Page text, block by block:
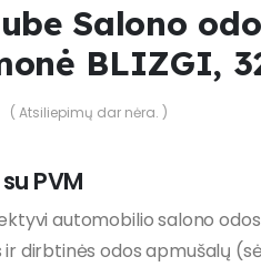
Salono
BLIZGI,
( Atsiliepimų dar nėra. )
su PVM
automobilio salono
dirbtinės odos apmušalų